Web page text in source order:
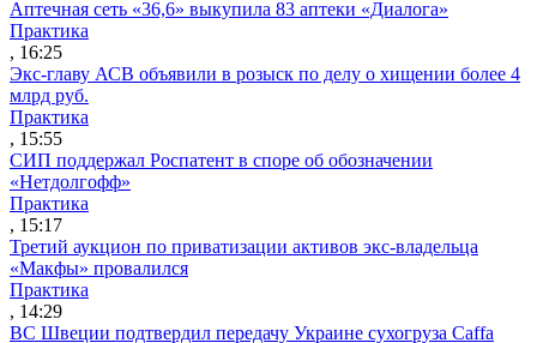
Аптечная сеть «36,6» выкупила 83 аптеки «Диалога»
Практика
, 16:25
Экс-главу АСВ объявили в розыск по делу о хищении более 4
млрд руб.
Практика
, 15:55
СИП поддержал Роспатент в споре об обозначении
«Нетдолгофф»
Практика
, 15:17
Третий аукцион по приватизации активов экс-владельца
«Макфы» провалился
Практика
, 14:29
ВС Швеции подтвердил передачу Украине сухогруза Caffa